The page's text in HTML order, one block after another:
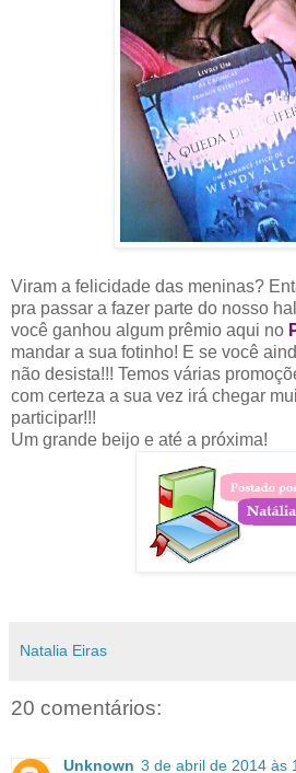
Viram a felicidade das meninas?
pra passar a fazer parte do nosso
você ganhou algum prêmio aqui no
mandar a sua fotinho! E se você
não desista!!! Temos várias
com certeza a sua vez irá chegar
participar!!!
Um grande beijo e até a próxima!
Natalia Eiras
20 comentários:
Unknown 3 de abril de 2014 às